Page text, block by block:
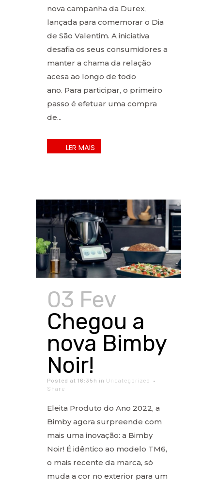
nova campanha da Durex,
lançada para comemorar o Dia
de São Valentim. A iniciativa
desafia os seus consumidores a
manter a chama da relação
acesa ao longo de todo
ano. Para participar, o primeiro
passo é efetuar uma compra
de...
03 Fev
Chegou a
nova Bimby
Noir!
Posted at 16:35h in Uncategorized
Share
Eleita Produto do Ano 2022, a
Bimby agora surpreende com
mais uma inovação: a Bimby
Noir! É idêntico ao modelo TM6,
o mais recente da marca, só
muda a cor no exterior para um